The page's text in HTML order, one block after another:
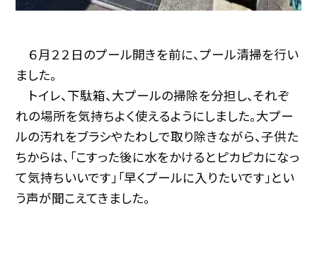
６月２２日のプール開きを前に、プール清掃を行い
ました。
トイレ、下駄箱、大プールの掃除を分担し、それぞ
れの場所を気持ちよく使えるようにしました。大プー
ルの汚れをブラシやたわしで取り除きながら、子供た
ちからは、「こすった後に水をかけるとピカピカになっ
て気持ちいいです」「早くプールに入りたいです」とい
う声が聞こえてきました。